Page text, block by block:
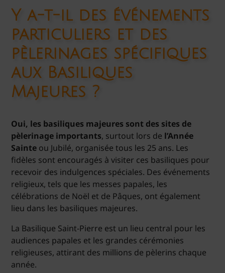
Y a-t-il des événements
particuliers et des
pèlerinages spécifiques
aux Basiliques
Majeures ?
Oui, les basiliques majeures sont des sites de
pèlerinage importants, surtout lors de l’Année
Sainte ou Jubilé, organisée tous les 25 ans. Les
fidèles sont encouragés à visiter ces basiliques pour
recevoir des indulgences spéciales. Des événements
religieux, tels que les messes papales, les
célébrations de Noël et de Pâques, ont également
lieu dans les basiliques majeures.
La Basilique Saint-Pierre est un lieu central pour les
audiences papales et les grandes cérémonies
religieuses, attirant des millions de pèlerins chaque
année.